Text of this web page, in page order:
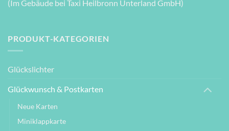
(Im Gebäude bei Taxi Heilbronn Unterland GmbH)
PRODUKT-KATEGORIEN
Glückslichter
Glückwunsch & Postkarten
Neue Karten
Miniklappkarte